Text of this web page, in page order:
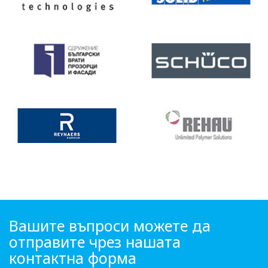
Вашите въпроси можете да
отправите чрез нашата
контактна форма